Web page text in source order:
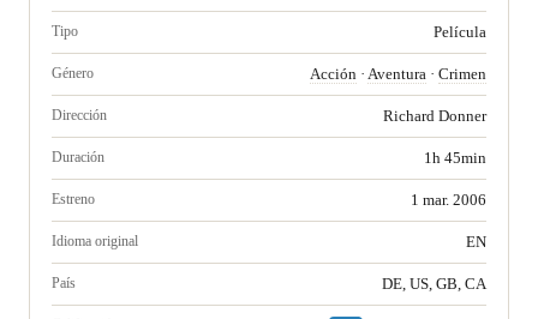
Tipo Película
Género Acción · Aventura · Crimen
Dirección Richard Donner
Duración 1h 45min
Estreno 1 mar. 2006
Idioma original EN
País DE, US, GB, CA